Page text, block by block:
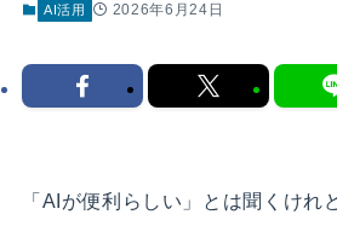
AI活用 2026年6月24日
「AIが便利らしい」とは聞くけれ